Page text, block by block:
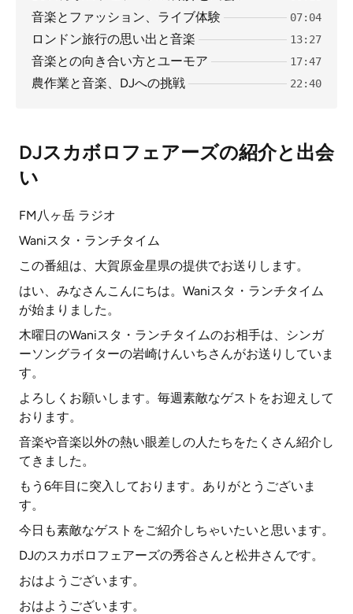
音楽とファッション、ライブ体験 07:04
ロンドン旅行の思い出と音楽 13:27
音楽との向き合い方とユーモア 17:47
農作業と音楽、DJへの挑戦 22:40
DJスカボロフェアーズの紹介と出会
い
FM八ヶ岳 ラジオ
Waniスタ・ランチタイム
この番組は、大賀原金星県の提供でお送りします。
はい、みなさんこんにちは。Waniスタ・ランチタイム
が始まりました。
木曜日のWaniスタ・ランチタイムのお相手は、シンガ
ーソングライターの岩崎けんいちさんがお送りしていま
す。
よろしくお願いします。毎週素敵なゲストをお迎えして
おります。
音楽や音楽以外の熱い眼差しの人たちをたくさん紹介し
てきました。
もう6年目に突入しております。ありがとうございま
す。
今日も素敵なゲストをご紹介しちゃいたいと思います。
DJのスカボロフェアーズの秀谷さんと松井さんです。
おはようございます。
おはようございます。